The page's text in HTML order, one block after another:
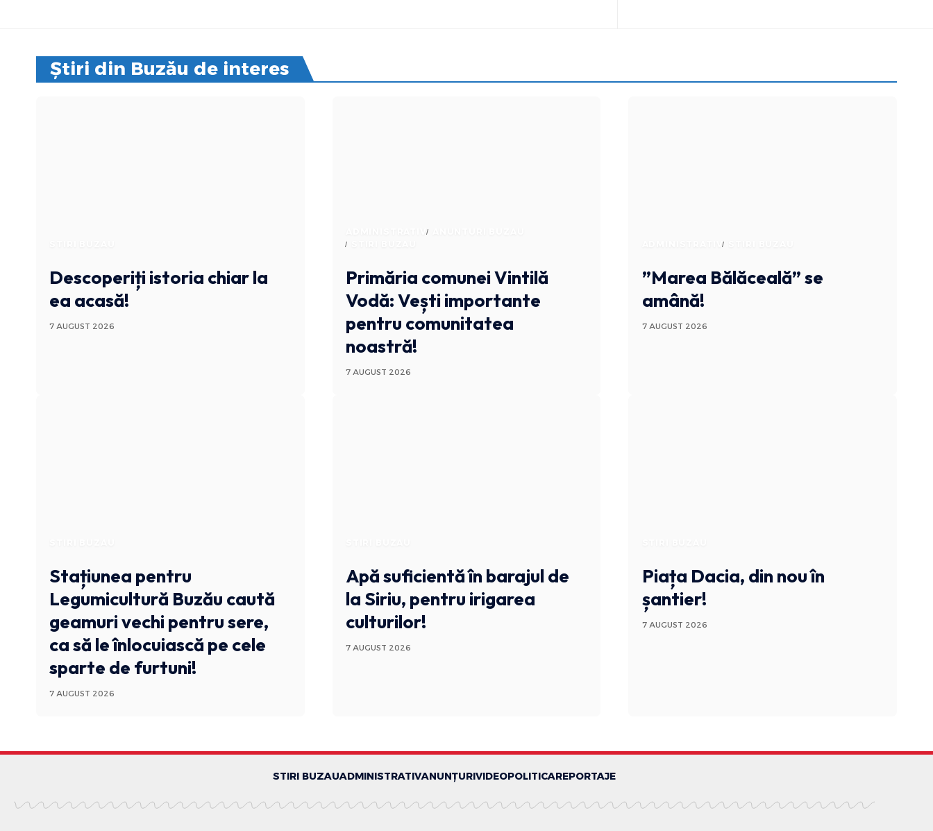
Știri din Buzău de interes
Descoperiți istoria chiar la
ea acasă!
7 AUGUST 2026
ADMINISTRATIV
Primăria comunei Vintilă
Vodă: Vești importante
pentru comunitatea
noastră!
7 AUGUST 2026
ADMINISTRATIV
”Marea Bălăceală” se
amână!
7 AUGUST 2026
Stațiunea pentru
Legumicultură Buzău caută
geamuri vechi pentru sere,
ca să le înlocuiască pe cele
sparte de furtuni!
7 AUGUST 2026
Apă suficientă în barajul de
la Siriu, pentru irigarea
culturilor!
7 AUGUST 2026
Piața Dacia, din nou în
șantier!
7 AUGUST 2026
STIRI BUZAUADMINISTRATIVANUNȚURIVIDEOPOLITICAREPORTAJE